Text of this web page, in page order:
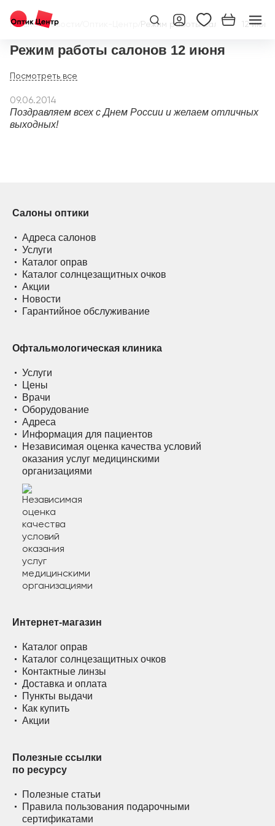
Главная/Новости Режим работы салонов 12 июня
Режим работы салонов 12 июня
09.06.2014
Поздравляем всех с Днем России и желаем отличных
выходных!
Салоны оптики
Адреса салонов
Услуги
Каталог оправ
Каталог солнцезащитных очков
Акции
Новости
Гарантийное обслуживание
Офтальмологическая клиника
Услуги
Цены
Врачи
Оборудование
Адреса
Информация для пациентов
Независимая оценка качества условий
оказания услуг медицинскими
организациями
Интернет-магазин
Каталог оправ
Каталог солнцезащитных очков
Контактные линзы
Доставка и оплата
Пункты выдачи
Как купить
Акции
Полезные ссылки
по ресурсу
Полезные статьи
Правила пользования подарочными
сертификатами